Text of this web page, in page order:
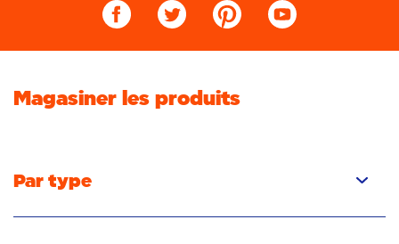
Magasiner les produits
Par type